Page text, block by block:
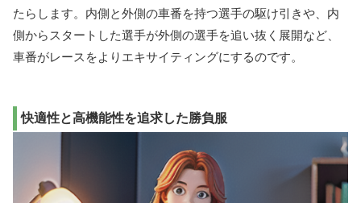
たらします。内側と外側の車番を持つ選手の駆け引きや、内
側からスタートした選手が外側の選手を追い抜く展開など、
車番がレースをよりエキサイティングにするのです。
快適性と高機能性を追求した勝負服